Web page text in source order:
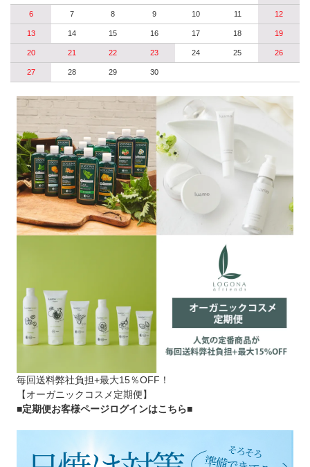
6 7 8 9 10 11 12
13 14 15 16 17 18 19
20 21 22 23 24 25 26
27 28 29 30
毎回送料弊社負担+最大15％OFF！
【オーガニックコスメ定期便】
■定期便お客様ページログインはこちら■